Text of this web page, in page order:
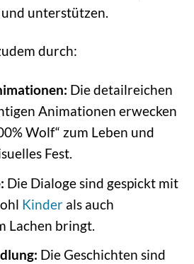
unterstützen.
durch:
Die detailreichen
Animationen erwecken
Wolf“ zum Leben und
Fest.
Die Dialoge sind gespickt mit
Kinderals auch
Lachen bringt.
Die Geschichten sind